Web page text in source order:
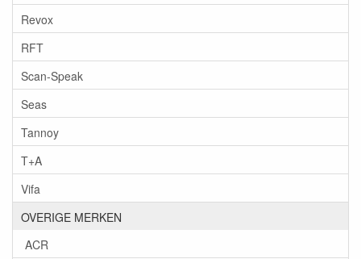
Revox
RFT
Scan-Speak
Seas
Tannoy
T+A
Vifa
OVERIGE MERKEN
ACR